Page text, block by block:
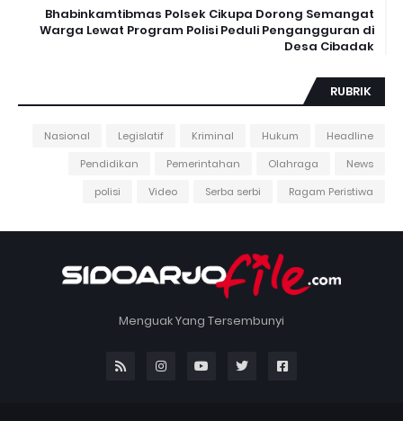
Bhabinkamtibmas Polsek Cikupa Dorong Semangat
Warga Lewat Program Polisi Peduli Pengangguran di
Desa Cibadak
RUBRIK
Headline
Hukum
Kriminal
Legislatif
Nasional
News
Olahraga
Pemerintahan
Pendidikan
Ragam Peristiwa
Serba serbi
Video
polisi
Menguak Yang Tersembunyi